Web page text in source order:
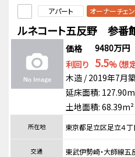
アパート オーナーチェ
ルネコート五反野 参番
価格
9480万円
利回り 5.5%（想
木造 / 2019年7月
延床面積:
土地面積:
所在地 東京都足立区足立４丁
交通 東武伊勢崎・大師線